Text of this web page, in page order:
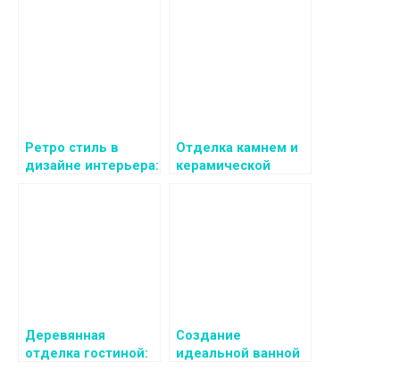
Ретро стиль в
дизайне интерьера:
Отделка камнем и
керамической
Деревянная
отделка гостиной:
Создание
идеальной ванной